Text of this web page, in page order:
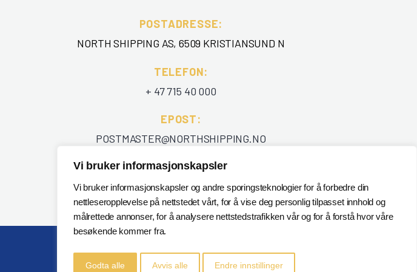
Vi bruker informasjonskapsler
Vi bruker informasjonskapsler og andre sporingsteknologier for å forbedre din
nettleseropplevelse på nettstedet vårt, for å vise deg personlig tilpasset innhold og
målrettede annonser, for å analysere nettstedstrafikken vår og for å forstå hvor våre
besøkende kommer fra.
Godta alle Avvis alle Endre innstillinger
POSTADRESSE:
NORTH SHIPPING AS, 6509 KRISTIANSUND N
TELEFON:
+ 47 715 40 000
EPOST:
POSTMASTER@NORTHSHIPPING.NO